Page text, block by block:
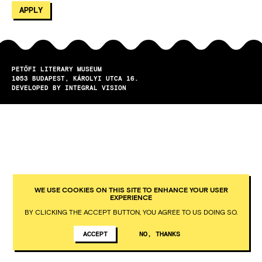
PETŐFI LITERARY MUSEUM
1053
BUDAPEST
KÁROLYI UTCA 16.
DEVELOPED BY INTEGRAL VISION
WE USE COOKIES ON THIS SITE TO ENHANCE YOUR USER
EXPERIENCE
BY CLICKING THE ACCEPT BUTTON, YOU AGREE TO US DOING SO.
ACCEPT NO, THANKS